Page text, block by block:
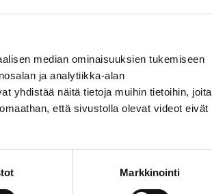
median ominaisuuksien tukemiseen
ja analytiikka-alan
yhdistää näitä tietoja muihin tietoihin, joita
että sivustolla olevat videot eivät
Markkinointi